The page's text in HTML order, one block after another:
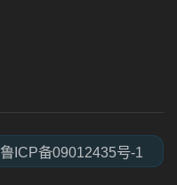
鲁ICP备09012435号-1